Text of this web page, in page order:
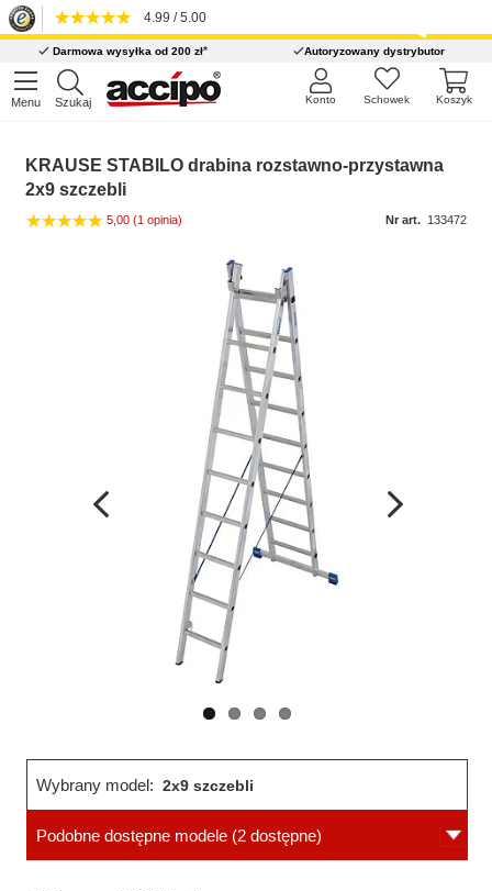
4.99 / 5.00
Darmowa wysyłka od 200 zł* Autoryzowany dystrybutor
Menu Szukaj Koszyk
Schowek
Konto
KRAUSE STABILO drabina rozstawno-przystawna
2x9 szczebli
5,00 (1 opinia) Nr art. 133472
Wybrany model: 2x9 szczebli
Podobne dostępne modele (2 dostępne)